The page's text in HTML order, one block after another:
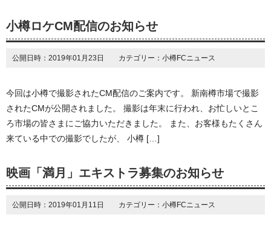
小樽ロケCM配信のお知らせ
公開日時：2019年01月23日 カテゴリー：小樽FCニュース
今回は小樽で撮影されたCM配信のご案内です。 新南樽市場で撮影
されたCMが公開されました。 撮影は年末に行われ、お忙しいとこ
ろ市場の皆さまにご協力いただきました。 また、お客様もたくさん
来ている中での撮影でしたが、 小樽 […]
映画「満月」エキストラ募集のお知らせ
公開日時：2019年01月11日 カテゴリー：小樽FCニュース